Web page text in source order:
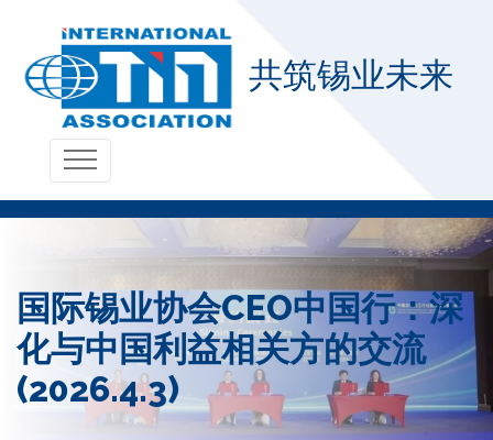
共筑锡业未来
国际锡业协会CEO中国行：深
化与中国利益相关方的交流
(2026.4.3)